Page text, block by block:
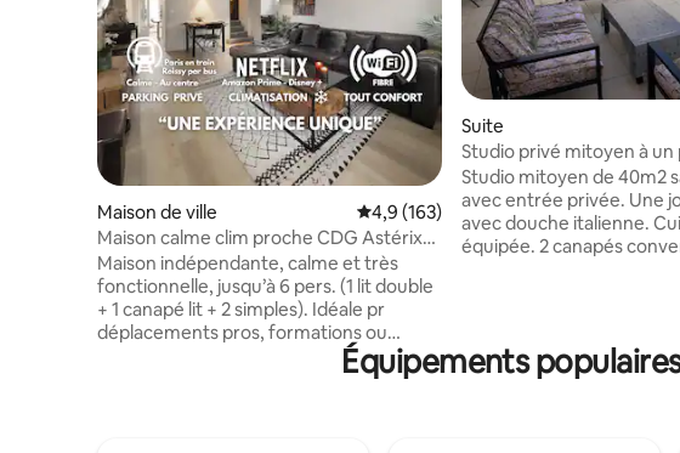
Maison de ville Évaluation moyenne sur la base de
4,9 (163)
Maison calme clim proche CDG Astérix
Chantilly
Maison indépendante, calme et très
fonctionnelle, jusqu’à 6 pers. (1 lit double
+ 1 canapé lit + 2 simples). Idéale pr
déplacements pros, formations ou
escale : Roissy CDG à 22 min ou par bus
direct. Le Bourget à 25 min. Wifi haut
Suite
Studio privé mitoyen à un
vis à vis.
Studio mitoyen de 40m2
avec entrée privée. Une jolie salle de bain
avec douche italienne.
équipée. 2 canapés
Charles de Gaulle (15
de la gare Orry la ville Coye
Équipements